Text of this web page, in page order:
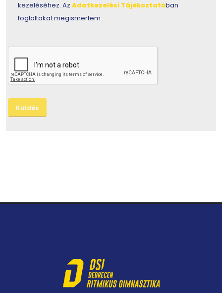
kezeléséhez. Az Adatkezelési Tájékoztatóban
foglaltakat megismertem.